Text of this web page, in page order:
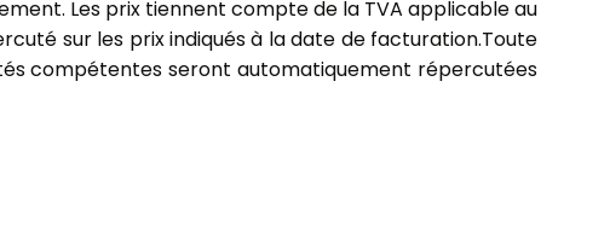
Les prix tiennent compte de la TVA applicable au
sur les prix indiqués à la date de facturation.Toute
compétentes seront automatiquement répercutées